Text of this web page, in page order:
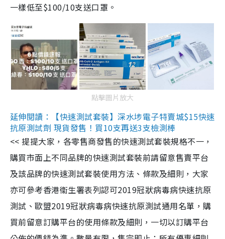
一樣低至$100/10支送口罩。
點擊圖片放大
延伸閱讀：【快速測試套裝】深水埗電子特賣城$15快速
抗原測試劑 現貨發售！買10支再送3支檢測棒
<< 提提大家，各零售商發售的快速測試套裝規格不一，
購買市面上不同品牌的快速測試套裝前請留意售賣平台
及該品牌的快速測試套裝使用方法、條款及細則，大家
亦可參考香港衞生署表列認可2019冠狀病毒病快速抗原
測試、歐盟2019冠狀病毒病快速抗原測試通用名單，購
買前留意訂購平台的使用條款及細則，一切以訂購平台